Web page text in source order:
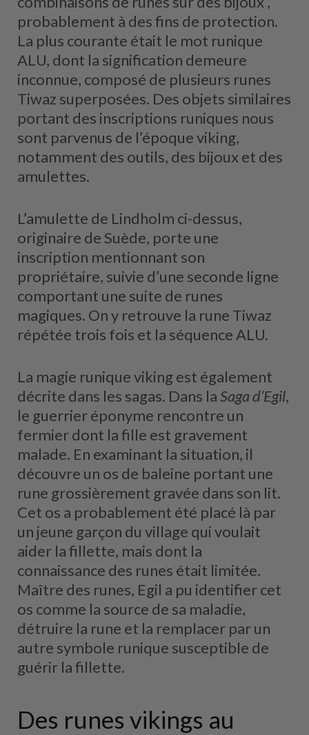
probablement à des fins de protection.
La plus courante était le mot runique
ALU, dont la signification demeure
inconnue, composé de plusieurs runes
Tiwaz superposées. Des objets similaires
portant des inscriptions runiques nous
sont parvenus de l’époque viking,
notamment des outils, des bijoux et des
amulettes.
L’amulette de Lindholm ci-dessus,
originaire de Suède, porte une
inscription mentionnant son
propriétaire, suivie d’une seconde ligne
comportant une suite de runes
magiques. On y retrouve la rune Tiwaz
répétée trois fois et la séquence ALU.
La magie runique viking est également
décrite dans les sagas. Dans laSaga d’Egil,
le guerrier éponyme rencontre un
fermier dont la fille est gravement
malade. En examinant la situation, il
découvre un os de baleine portant une
rune grossièrement gravée dans son lit.
Cet os a probablement été placé là par
un jeune garçon du village qui voulait
aider la fillette, mais dont la
connaissance des runes était limitée.
Maître des runes, Egil a pu identifier cet
os comme la source de sa maladie,
détruire la rune et la remplacer par un
autre symbole runique susceptible de
guérir la fillette.
Des runes vikings au